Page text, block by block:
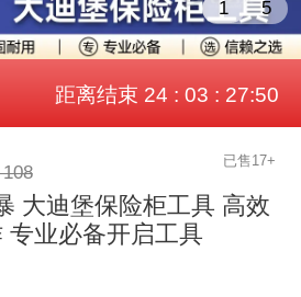
1 5
距离结束 24 : 03 : 27:49
已售17+
大迪堡保险柜工具 高效
专业必备开启工具